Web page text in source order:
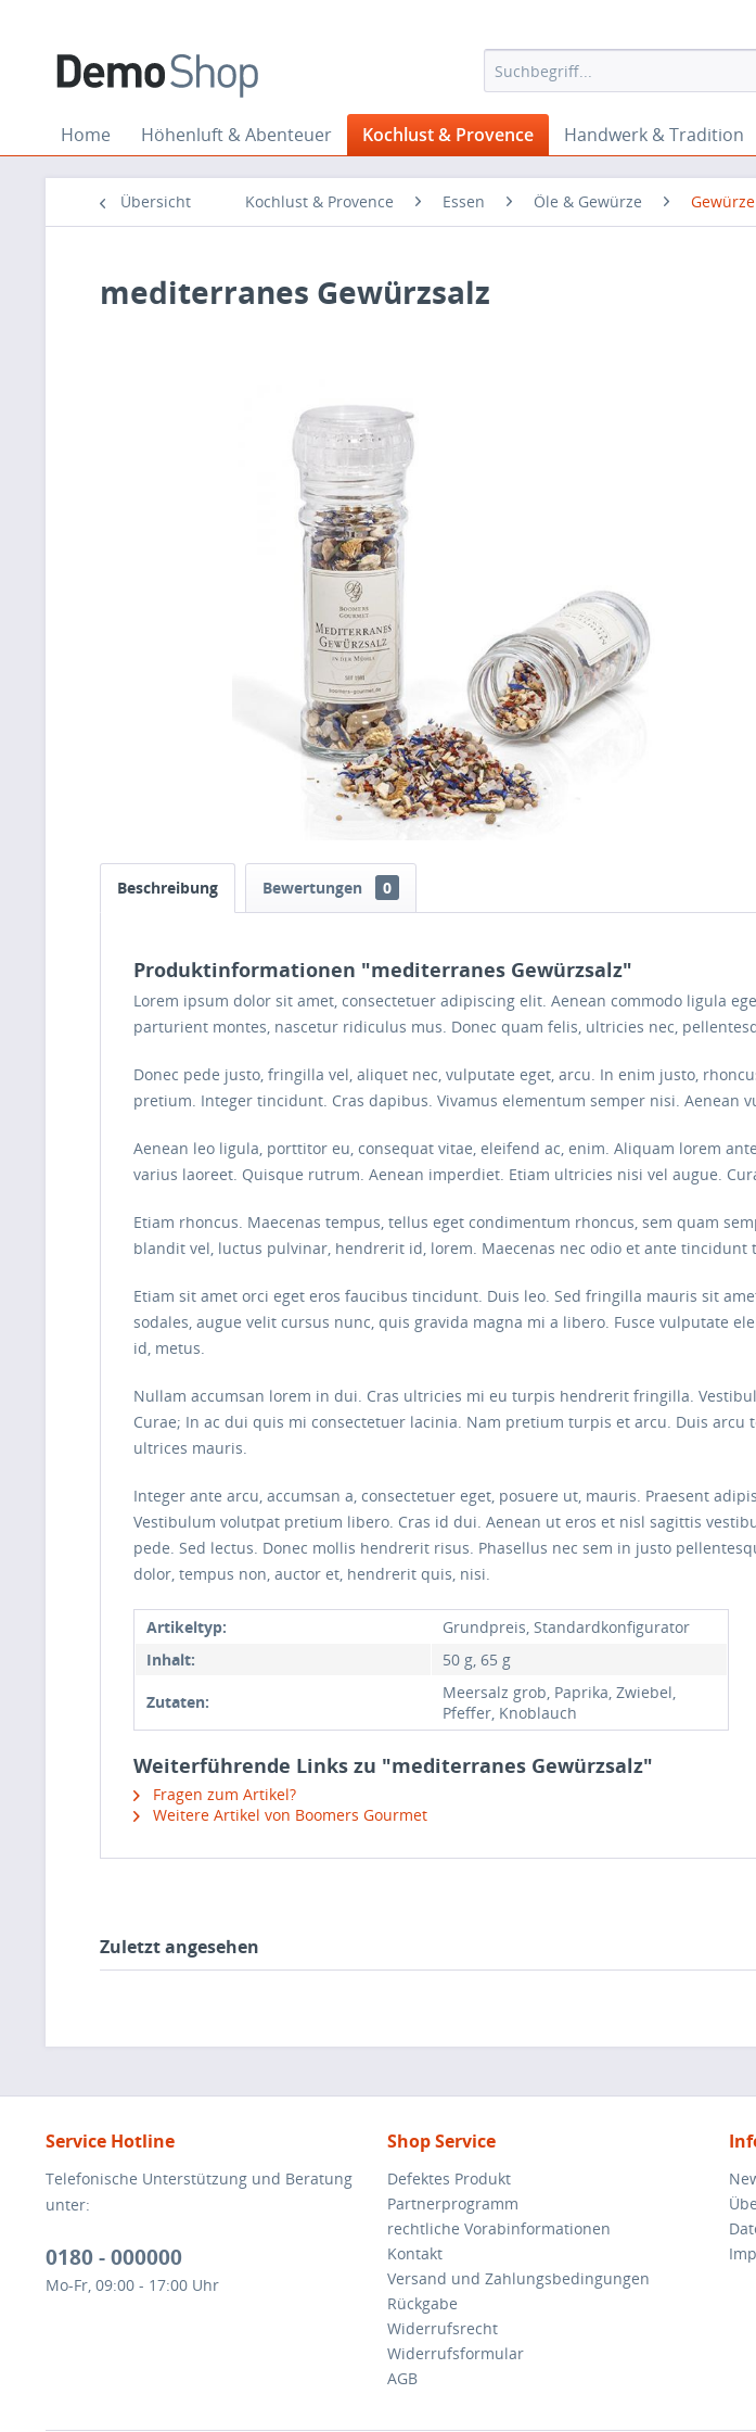
Home Höhenluft & Abenteuer Kochlust & Provence Handwerk & Tradition
Übersicht Kochlust & Provence Essen Öle & Gewürze Gewürze
mediterranes Gewürzsalz
Beschreibung Bewertungen 0
Produktinformationen "mediterranes Gewürzsalz"
Lorem ipsum dolor sit amet, consectetuer adipiscing elit. Aenean commodo ligula
parturient montes, nascetur ridiculus mus. Donec quam felis, ultricies nec,
Donec pede justo, fringilla vel, aliquet nec, vulputate eget, arcu. In enim justo,
pretium. Integer tincidunt. Cras dapibus. Vivamus elementum semper nisi. Aenean
Aenean leo ligula, porttitor eu, consequat vitae, eleifend ac, enim. Aliquam lorem
varius laoreet. Quisque rutrum. Aenean imperdiet. Etiam ultricies nisi vel augue.
Etiam rhoncus. Maecenas tempus, tellus eget condimentum rhoncus, sem quam
blandit vel, luctus pulvinar, hendrerit id, lorem. Maecenas nec odio et ante
Etiam sit amet orci eget eros faucibus tincidunt. Duis leo. Sed fringilla mauris sit
sodales, augue velit cursus nunc, quis gravida magna mi a libero. Fusce vulputate
id, metus.
Nullam accumsan lorem in dui. Cras ultricies mi eu turpis hendrerit fringilla.
Curae; In ac dui quis mi consectetuer lacinia. Nam pretium turpis et arcu. Duis
ultrices mauris.
Integer ante arcu, accumsan a, consectetuer eget, posuere ut, mauris. Praesent
Vestibulum volutpat pretium libero. Cras id dui. Aenean ut eros et nisl sagittis
pede. Sed lectus. Donec mollis hendrerit risus. Phasellus nec sem in justo
dolor, tempus non, auctor et, hendrerit quis, nisi.
Artikeltyp:
Grundpreis, Standardkonfigurator
Inhalt:
50 g, 65 g
Zutaten:
Meersalz grob, Paprika, Zwiebel,
Pfeffer, Knoblauch
Weiterführende Links zu "mediterranes Gewürzsalz"
Fragen zum Artikel?
Weitere Artikel von Boomers Gourmet
Zuletzt angesehen
Service Hotline
Telefonische Unterstützung und Beratung
unter:
0180 - 000000
Mo-Fr, 09:00 - 17:00 Uhr
Shop Service
Defektes Produkt
Partnerprogramm
rechtliche Vorabinformationen
Kontakt
Versand und Zahlungsbedingungen
Rückgabe
Widerrufsrecht
Widerrufsformular
AGB